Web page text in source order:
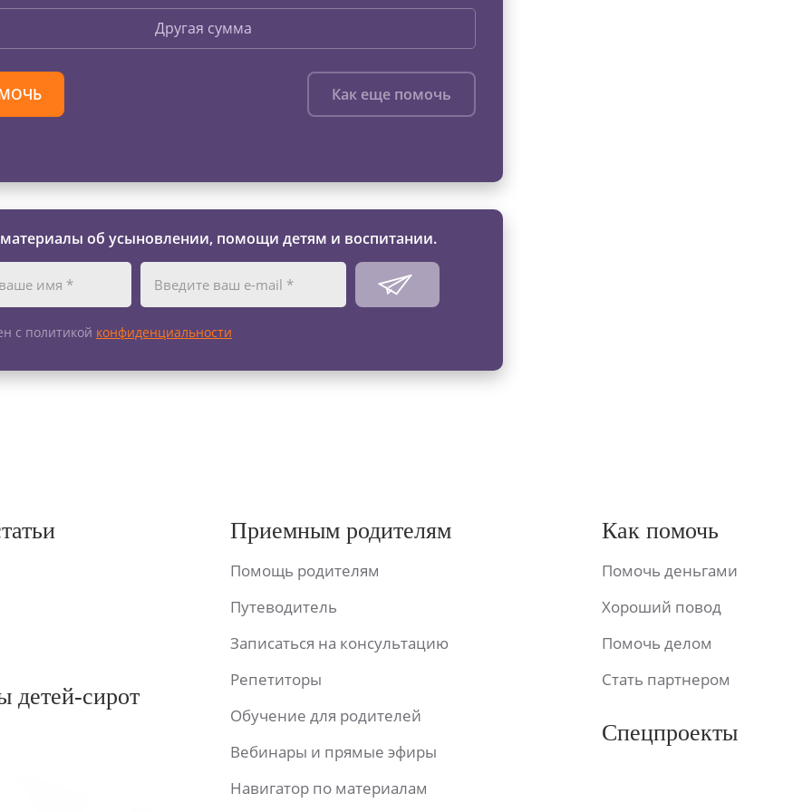
Другая сумма
Как еще помочь
об усыновлении, помощи детям и воспитании.
с политикой конфиденциальности
детей-сирот
Приемным родителям
Помощь родителям
Путеводитель
Записаться на консультацию
Репетиторы
Обучение для родителей
Вебинары и прямые эфиры
Навигатор по материалам
Как помочь
Помочь деньгами
Хороший повод
Помочь делом
Стать партнером
Спецпроекты